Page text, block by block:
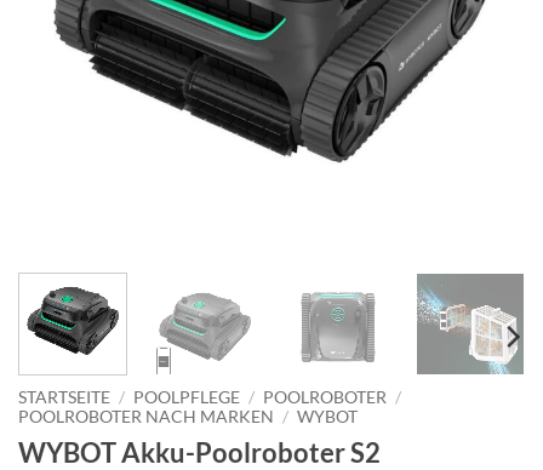
STARTSEITE / POOLPFLEGE / POOLROBOTER /
POOLROBOTER NACH MARKEN / WYBOT
WYBOT Akku-Poolroboter S2